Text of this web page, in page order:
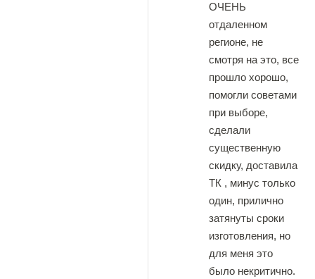
ОЧЕНЬ
отдаленном
регионе, не
смотря на это, все
прошло хорошо,
помогли советами
при выборе,
сделали
существенную
скидку, доставила
ТК , минус только
один, прилично
затянуты сроки
изготовления, но
для меня это
было некритично.